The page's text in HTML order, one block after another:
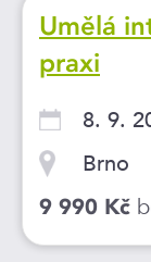
Umělá
praxi
8. 9.
Brno
9 990 Kč